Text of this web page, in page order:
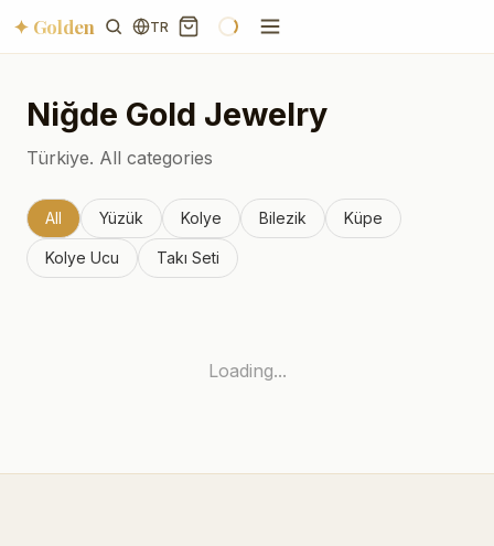
✦ Golden TR
Niğde Gold Jewelry
Türkiye. All categories
All Yüzük Kolye Bilezik Küpe
Kolye Ucu Takı Seti
Loading...